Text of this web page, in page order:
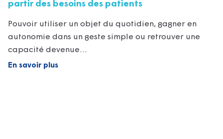
partir des besoins des patients
Pouvoir utiliser un objet du quotidien, gagner en
autonomie dans un geste simple ou retrouver une
capacité devenue…
En savoir plus